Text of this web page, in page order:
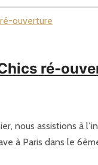
ré-
nous assistions à
à Paris dans le